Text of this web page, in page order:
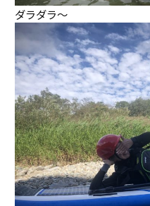
ダラダラ～